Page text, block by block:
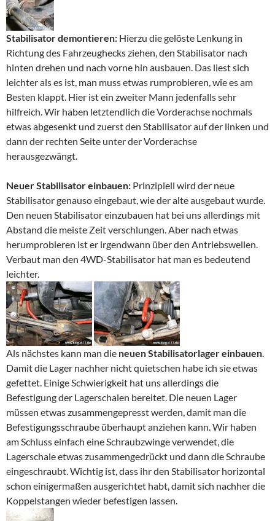
Stabilisator demontieren: Hierzu die gelöste Lenkung in
Richtung des Fahrzeughecks ziehen, den Stabilisator nach
hinten drehen und nach vorne hin ausbauen. Das liest sich
leichter als es ist, man muss etwas rumprobieren, wie es am
Besten klappt. Hier ist ein zweiter Mann jedenfalls sehr
hilfreich. Wir haben letztendlich die Vorderachse nochmals
etwas abgesenkt und zuerst den Stabilisator auf der linken und
dann der rechten Seite unter der Vorderachse
herausgezwängt.
Neuer Stabilisator einbauen: Prinzipiell wird der neue
Stabilisator genauso eingebaut, wie der alte ausgebaut wurde.
Den neuen Stabilisator einzubauen hat bei uns allerdings mit
Abstand die meiste Zeit verschlungen. Aber nach etwas
herumprobieren ist er irgendwann über den Antriebswellen.
Verbaut man den 4WD-Stabilisator hat man es bedeutend
leichter.
Als nächstes kann man die neuen Stabilisatorlager einbauen.
Damit die Lager nachher nicht quietschen habe ich sie etwas
gefettet. Einige Schwierigkeit hat uns allerdings die
Befestigung der Lagerschalen bereitet. Die neuen Lager
müssen etwas zusammengepresst werden, damit man die
Befestigungsschraube überhaupt anziehen kann. Wir haben
am Schluss einfach eine Schraubzwinge verwendet, die
Lagerschale etwas zusammengedrückt und dann die Schraube
eingeschraubt. Wichtig ist, dass ihr den Stabilisator horizontal
schon einigermaßen ausgerichtet habt, damit sich nachher die
Koppelstangen wieder befestigen lassen.